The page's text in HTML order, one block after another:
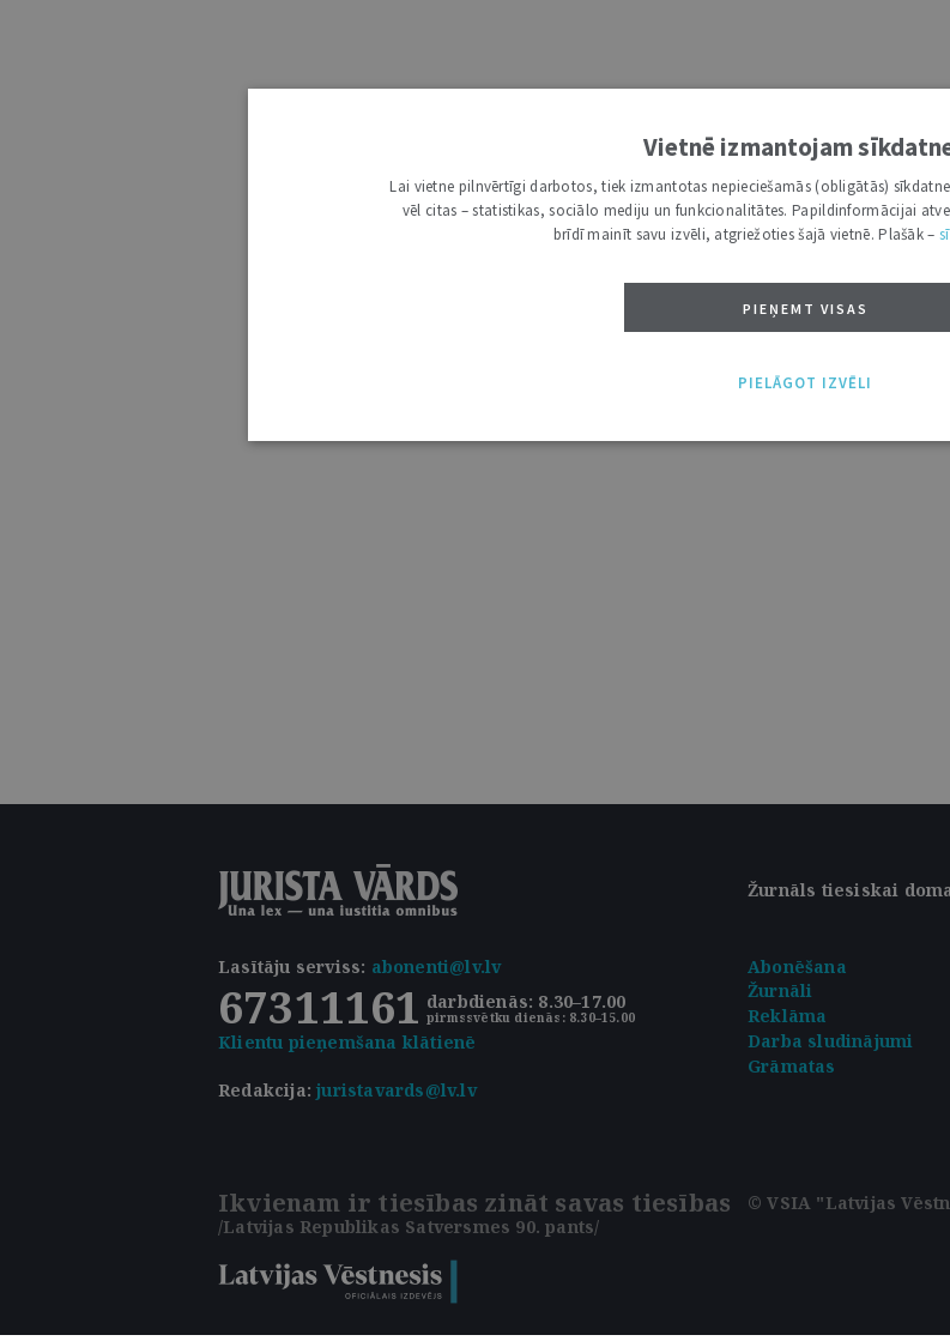
Žurnāls tiesiskai
Lasītāju serviss: abonenti@lv.lv
67311161 darbdienās: 8.30–17.00
pirmssvētku dienās: 8.30–15.00
Klientu pieņemšana klātienē
Abonēšana
Žurnāli
Reklāma
Darba sludinājumi
Redakcija:juristavards@lv.lv
Grāmatas
Ikvienam ir tiesības zināt savas tiesības
/Latvijas Republikas Satversmes 90. pants/
© VSIA "Latvijas
Vietnē izmantojam
Lai vietne pilnvērtīgi darbotos, tiek izmantotas nepieciešamās (obligātās)
vēl citas – statistikas, sociālo mediju un funkcionalitātes. Papildinformācijai
brīdī mainīt savu izvēli, atgriežoties šajā vietnē. Plašāk –
PIEŅEMT VISAS
PIELĀGOT IZVĒLI